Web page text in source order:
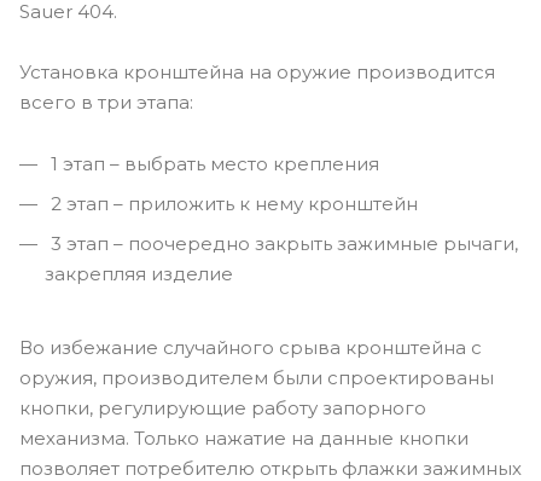
Sauer 404.
Установка кронштейна на оружие производится
всего в три этапа:
1 этап – выбрать место крепления
2 этап – приложить к нему кронштейн
3 этап – поочередно закрыть зажимные рычаги,
закрепляя изделие
Во избежание случайного срыва кронштейна с
оружия, производителем были спроектированы
кнопки, регулирующие работу запорного
механизма. Только нажатие на данные кнопки
позволяет потребителю открыть флажки зажимных